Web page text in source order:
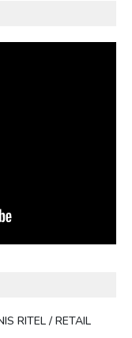
RITEL / RETAIL